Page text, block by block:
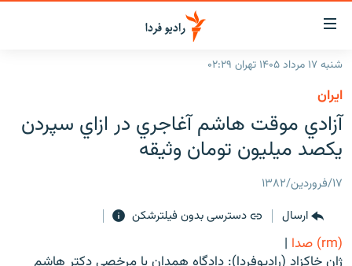
لینک‌های
قابلیت
دسترسی
بازگشت
به
منوی
اصلی
رفتن
صفحه
جستجو
ایران
جهان
برنامه‌های رادیویی
فرکانس‌ها
پادکست
چندرسانه‌ای
گزارش‌های تصویری
زنان فردا
شنبه ۱۷ مرداد ۱۴۰۵ تهران ۰۲:۲۹
ايران
آزادي موقت هاشم آغاجري در ازاي سپردن
يكصد ميليون تومان وثيقه
۱۷/فروردین/۱۳۸۲
ارسال
دسترسی بدون فیلترشکن
(rm) صدا
|